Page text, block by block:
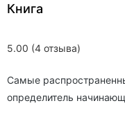
5.00 (4 отзыва)
Книга
Самые
определитель